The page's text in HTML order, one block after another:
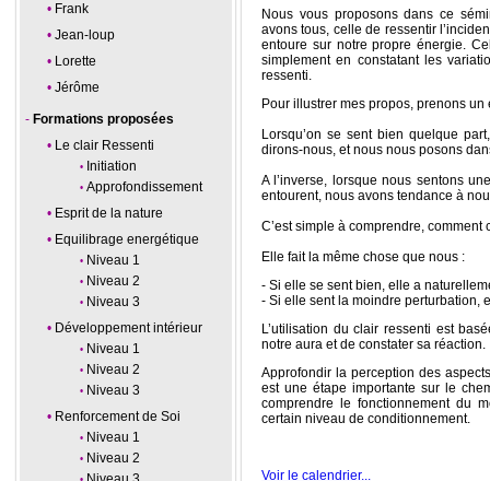
Frank
Jean-loup
Lorette
Jérôme
Formations proposées
Le clair Ressenti
Initiation
Approfondissement
Esprit de la nature
Equilibrage energétique
Niveau 1
Niveau 2
Niveau 3
Développement intérieur
Niveau 1
Niveau 2
Niveau 3
Renforcement de Soi
Niveau 1
Niveau 2
Nous vous proposons dans ce
avons tous, celle de ressentir
entoure sur notre propre énergie.
simplement en constatant les
ressenti.
Pour illustrer mes propos, prenons un
Lorsqu’on se sent bien quelque
dirons-nous, et nous nous posons
A l’inverse, lorsque nous sentons
entourent, nous avons tendance à
C’est simple à comprendre,
Elle fait la même chose que nous :
- Si elle se sent bien, elle a
- Si elle sent la moindre perturbation,
L’utilisation du clair ressenti est
notre aura et de constater sa réaction.
Approfondir la perception des
est une étape importante sur le
comprendre le fonctionnement du
certain niveau de conditionnement.
Voir le calendrier...